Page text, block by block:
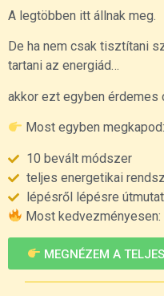
A legtöbben itt állnak meg.
De ha nem csak tisztítani
tartani az energiád…
akkor ezt egyben érdemes
Most egyben megkapod:
10 bevált módszer
teljes energetikai
lépésről lépésre
Most kedvezményesen:
MEGNÉZEM A